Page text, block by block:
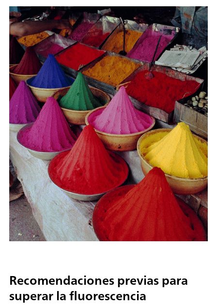
Recomendaciones previas para
superar la fluorescencia